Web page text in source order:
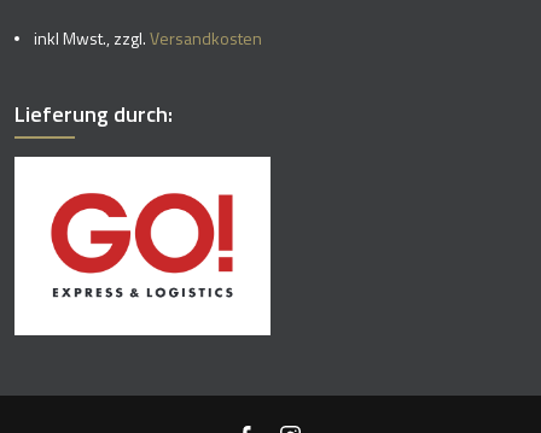
inkl Mwst., zzgl.Versandkosten
Lieferung durch: